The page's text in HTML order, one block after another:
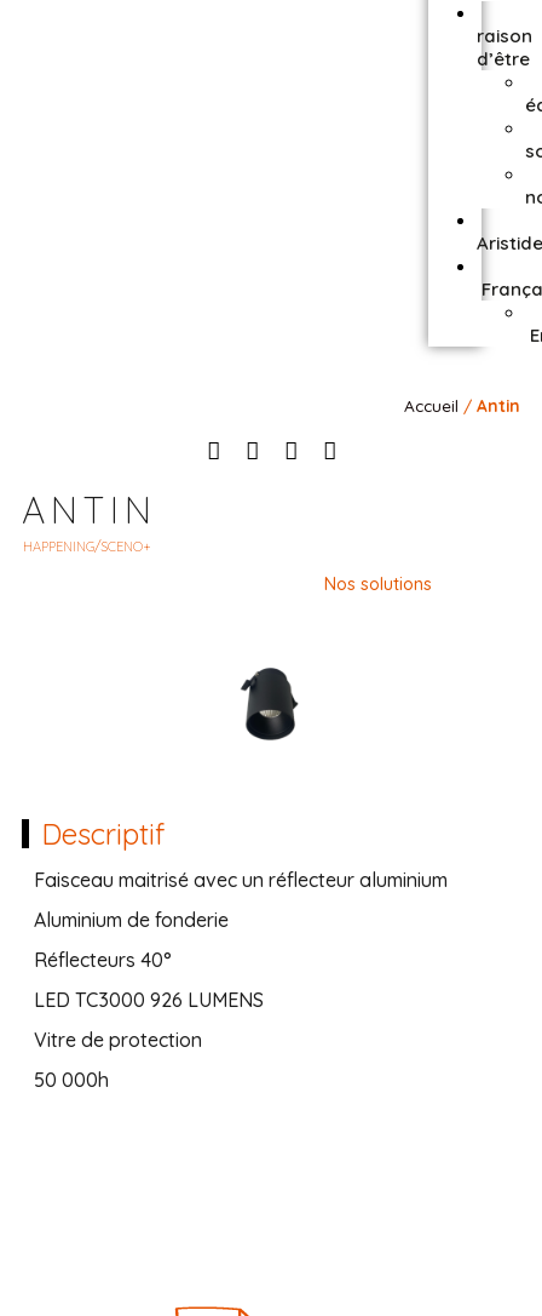
raison
d’être
Aristide
Accueil / Antin
ANTIN
HAPPENING/SCENO+
Nos solutions
Descriptif
Faisceau maitrisé avec un réflecteur aluminium
Aluminium de fonderie
Réflecteurs 40°
LED TC3000 926 LUMENS
Vitre de protection
50 000h